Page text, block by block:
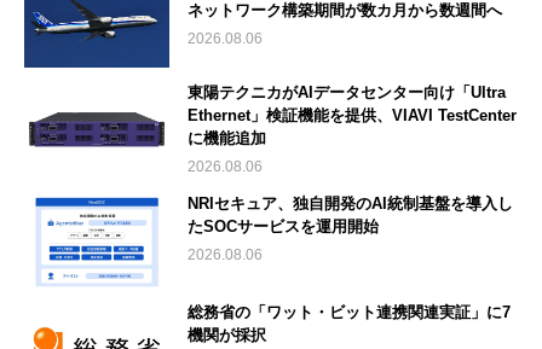
ネットワーク構築期間が数カ月から数週間へ
2026.08.06
東陽テクニカがAIデータセンター向け「Ultra
Ethernet」検証機能を提供、VIAVI TestCenter
に機能追加
2026.08.06
NRIセキュア、独自開発のAI統制基盤を導入し
たSOCサービスを運用開始
2026.08.06
総務省の「ワット・ビット連携関連実証」に7
機関が採択